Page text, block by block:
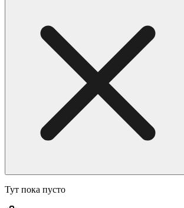
Тут пока пусто